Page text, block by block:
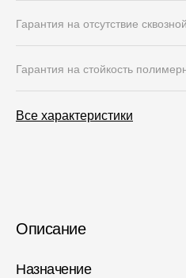
Гарантия на отсутствие
Гарантия на стойкость
Все характеристики
Описание
Назначение